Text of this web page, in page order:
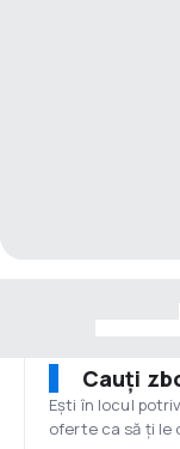
Cauți
Ești în locul
oferte ca să ți le